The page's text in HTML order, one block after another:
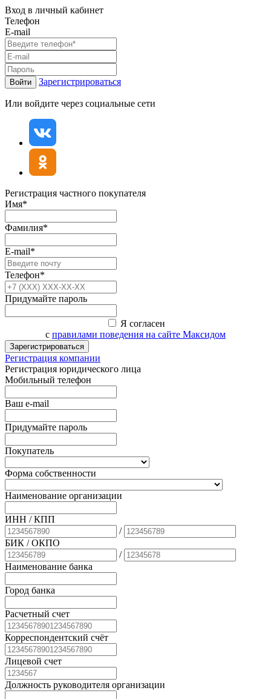
Вход в личный кабинет
Телефон
E-mail
Войти Зарегистрироваться
Или войдите через социальные сети
Регистрация частного покупателя
Имя*
Фамилия*
E-mail*
Телефон*
Придумайте пароль
Я согласен
с правилами поведения на сайте Максидом
Зарегистрироваться
Регистрация компании
Регистрация юридического лица
Мобильный телефон
Ваш e-mail
Придумайте пароль
Покупатель
Форма собственности
Наименование организации
ИНН / КПП
/
БИК / ОКПО
/
Наименование банка
Город банка
Расчетный счет
Корреспондентский счёт
Лицевой счет
Должность руководителя организации